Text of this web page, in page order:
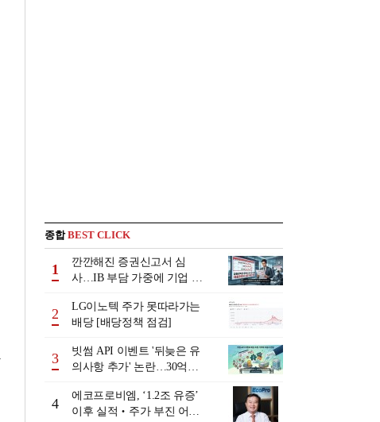
종합BEST CLICK
1
깐깐해진 증권신고서 심
사…IB 부담 가중에 기업 자
2
LG이노텍 주가 못따라가는
배당 [배당정책 점검]
3
빗썸 API 이벤트 '뒤늦은 유
의사항 추가' 논란…30억원
발
4
에코프로비엠, ‘1.2조 유증’
이후 실적‧주가 부진 어쩌